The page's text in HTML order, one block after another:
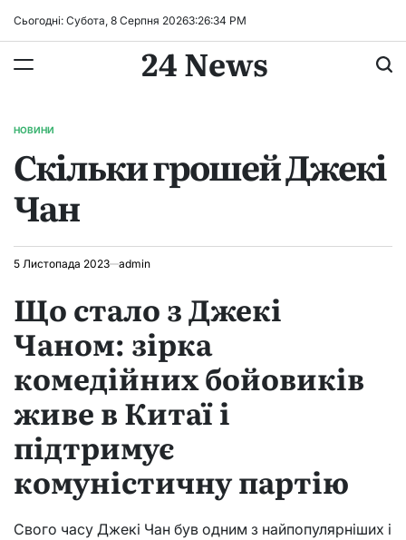
Сьогодні: Субота, 8 Серпня 20263:26:35 PM
24 News
ОПУБЛІКУВАТИ
НОВИНИ
Скільки грошей Джекі
Чан
5 Листопада 2023 admin
Що стало з Джекі
Чаном: зірка
комедійних бойовиків
живе в Китаї і
підтримує
комуністичну партію
Свого часу Джекі Чан був одним з найпопулярніших і